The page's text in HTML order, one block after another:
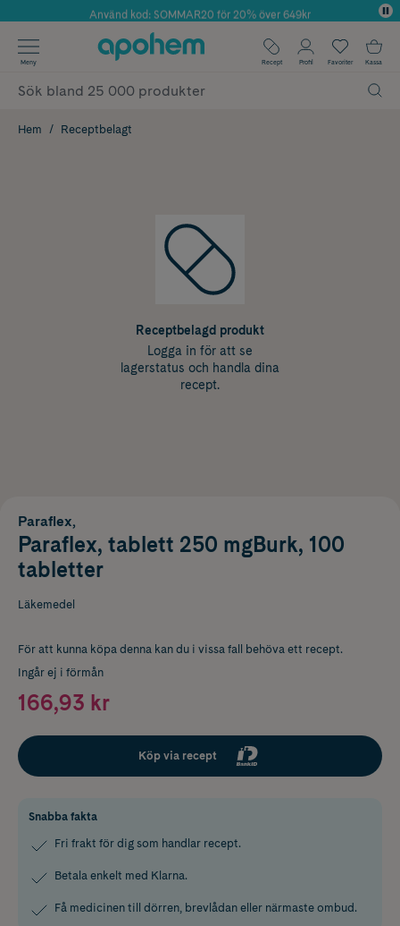
Årets Butik 2025 inom Skönhet
Använd kod: SOMMAR20 för 20% över 649kr
✓ Fri frakt
✓ Poäng på alla köp*
Meny Recept Profil Favoriter Kassa
Hem Receptbelagt
Receptbelagd produkt
Logga in för att se
lagerstatus och handla dina
recept.
Paraflex,
Paraflex, tablett 250 mgBurk, 100
tabletter
Läkemedel
För att kunna köpa denna kan du i vissa fall behöva ett recept.
Ingår ej i förmån
166,93 kr
Köp via recept
Snabba fakta
Fri frakt för dig som handlar recept.
Betala enkelt med Klarna.
Få medicinen till dörren, brevlådan eller närmaste ombud.